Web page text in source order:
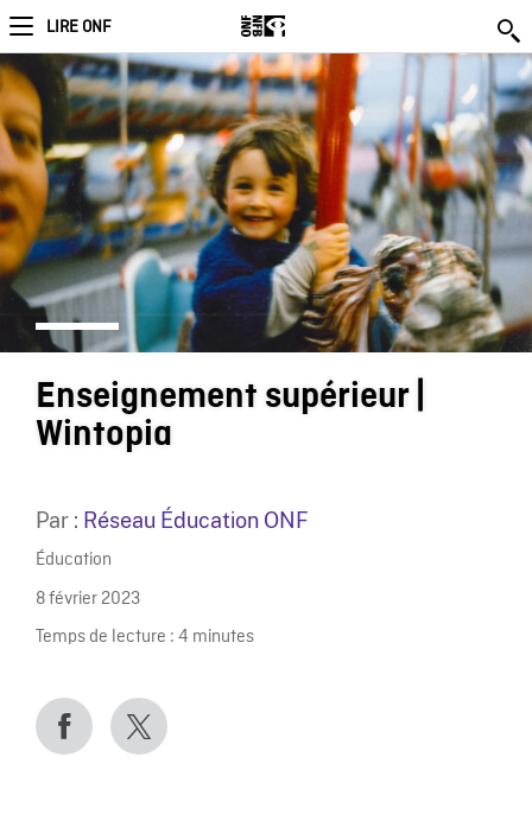
LIRE ONF
Enseignement supérieur |
Wintopia
Par : Réseau Éducation ONF
Éducation
8 février 2023
Temps de lecture : 4 minutes